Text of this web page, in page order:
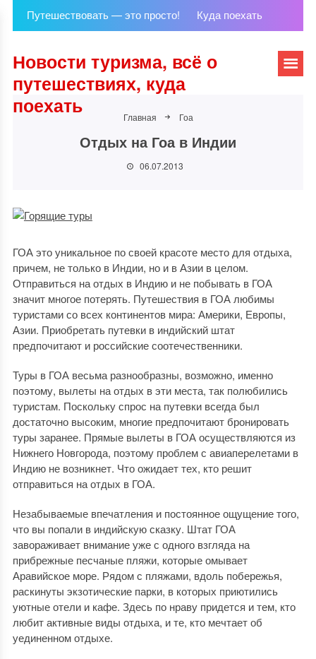
Путешествовать — это просто! Куда поехать
Новости туризма, всё о
путешествиях, куда
поехать
Главная Гоа
Отдых на Гоа в Индии
06.07.2013
ГОА это уникальное по своей красоте место для отдыха,
причем, не только в Индии, но и в Азии в целом.
Отправиться на отдых в Индию и не побывать в ГОА
значит многое потерять. Путешествия в ГОА любимы
туристами со всех континентов мира: Америки, Европы,
Азии. Приобретать путевки в индийский штат
предпочитают и российские соотечественники.
Туры в ГОА весьма разнообразны, возможно, именно
поэтому, вылеты на отдых в эти места, так полюбились
туристам. Поскольку спрос на путевки всегда был
достаточно высоким, многие предпочитают бронировать
туры заранее. Прямые вылеты в ГОА осуществляются из
Нижнего Новгорода, поэтому проблем с авиаперелетами в
Индию не возникнет. Что ожидает тех, кто решит
отправиться на отдых в ГОА.
Незабываемые впечатления и постоянное ощущение того,
что вы попали в индийскую сказку. Штат ГОА
завораживает внимание уже с одного взгляда на
прибрежные песчаные пляжи, которые омывает
Аравийское море. Рядом с пляжами, вдоль побережья,
раскинуты экзотические парки, в которых приютились
уютные отели и кафе. Здесь по нраву придется и тем, кто
любит активные виды отдыха, и те, кто мечтает об
уединенном отдыхе.